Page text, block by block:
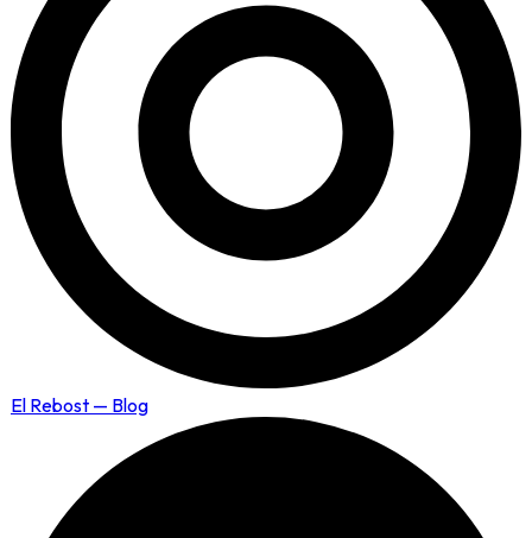
El Rebost — Blog